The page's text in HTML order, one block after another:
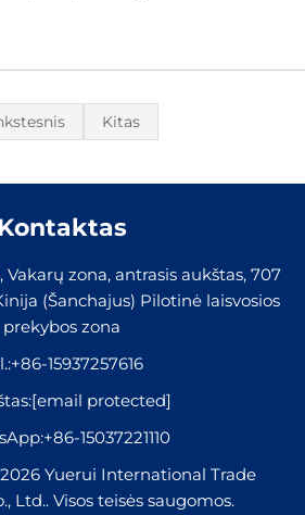
Kitas
zona, antrasis aukštas, 707
(Šanchajus) Pilotinė laisvosios
prekybos zona
+86-15937257616
[email protected]
+86-15037221110
Yuerui International Trade
Ltd.. Visos teisės saugomos.